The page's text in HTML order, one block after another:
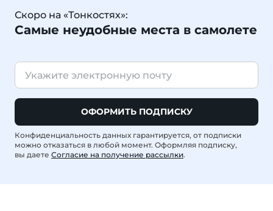
Скоро на «Тонкостях»:
Самые неудобные места в самолете
ОФОРМИТЬ ПОДПИСКУ
Конфиденциальность данных гарантируется, от подписки
можно отказаться в любой момент. Оформляя подписку,
вы даете Согласие на получение рассылки.